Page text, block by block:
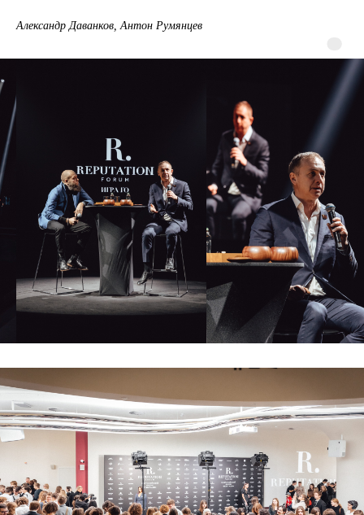
Александр Даванков, Антон Румянцев